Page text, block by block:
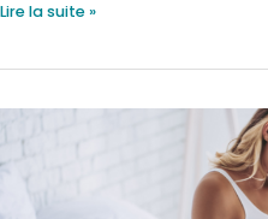
Lire la suite »
Roanne,
département